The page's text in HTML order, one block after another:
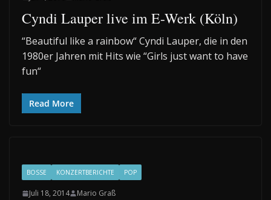
Cyndi Lauper live im E-Werk (Köln)
“Beautiful like a rainbow“ Cyndi Lauper, die in den
1980er Jahren mit Hits wie “Girls just want to have
fun“
Read More
BOSSE KONZERTBERICHTE POP
Juli 18, 2014 Mario Graß